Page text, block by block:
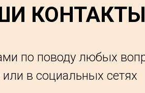
КОНТАКТЫ
по поводу любых
или в социальных сетях